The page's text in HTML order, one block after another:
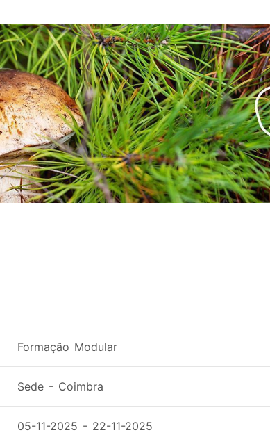
Formação Modular
Sede - Coimbra
05-11-2025 - 22-11-2025